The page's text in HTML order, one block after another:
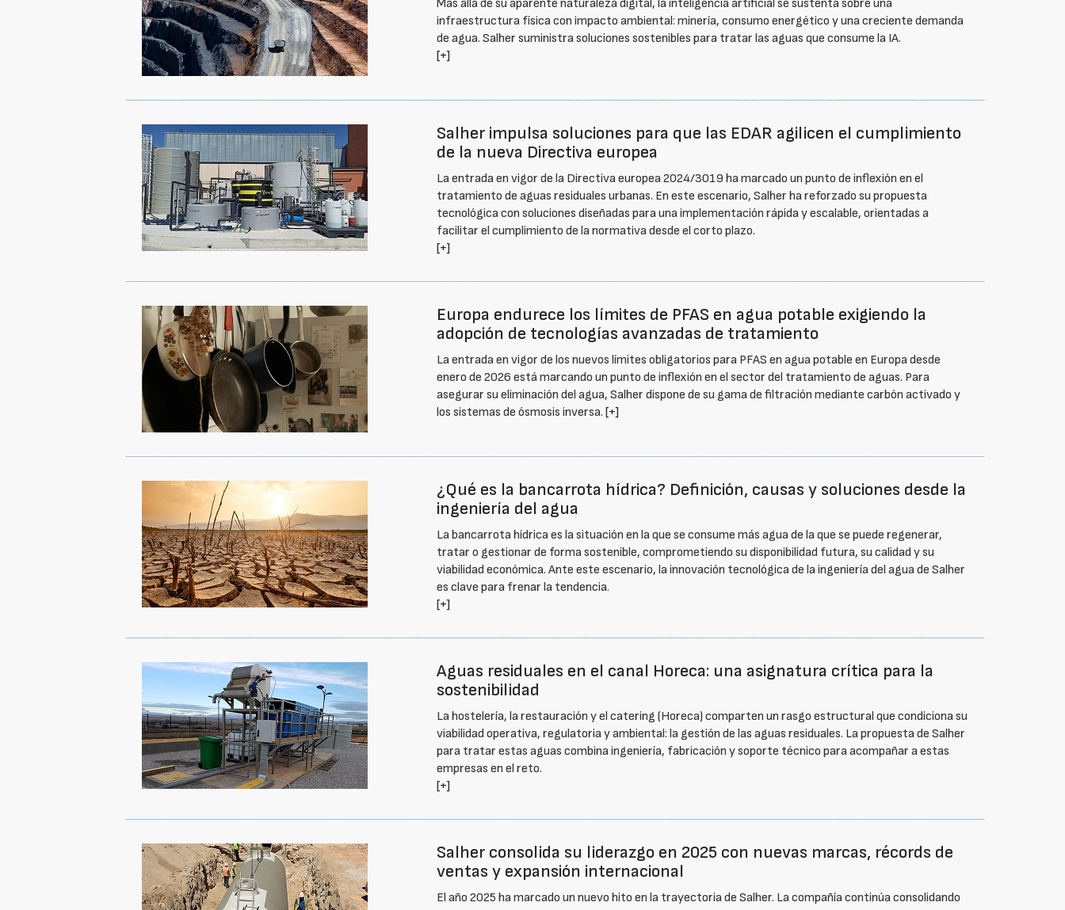
Más allá de su aparente naturaleza digital, la inteligencia artificial se sustenta sobre una
infraestructura física con impacto ambiental: minería, consumo energético y una creciente demanda
de agua. Salher suministra soluciones sostenibles para tratar las aguas que consume la IA.
[+]
Salher impulsa soluciones para que las EDAR agilicen el cumplimiento
de la nueva Directiva europea
La entrada en vigor de la Directiva europea 2024/3019 ha marcado un punto de inflexión en el
tratamiento de aguas residuales urbanas. En este escenario, Salher ha reforzado su propuesta
tecnológica con soluciones diseñadas para una implementación rápida y escalable, orientadas a
facilitar el cumplimiento de la normativa desde el corto plazo.
[+]
Europa endurece los límites de PFAS en agua potable exigiendo la
adopción de tecnologías avanzadas de tratamiento
La entrada en vigor de los nuevos límites obligatorios para PFAS en agua potable en Europa desde
enero de 2026 está marcando un punto de inflexión en el sector del tratamiento de aguas. Para
asegurar su eliminación del agua, Salher dispone de su gama de filtración mediante carbón activado y
los sistemas de ósmosis inversa.[+]
¿Qué es la bancarrota hídrica? Definición, causas y soluciones desde la
ingeniería del agua
La bancarrota hídrica es la situación en la que se consume más agua de la que se puede regenerar,
tratar o gestionar de forma sostenible, comprometiendo su disponibilidad futura, su calidad y su
viabilidad económica. Ante este escenario, la innovación tecnológica de la ingeniería del agua de Salher
es clave para frenar la tendencia.
[+]
Aguas residuales en el canal Horeca: una asignatura crítica para la
sostenibilidad
La hostelería, la restauración y el catering (Horeca) comparten un rasgo estructural que condiciona su
viabilidad operativa, regulatoria y ambiental: la gestión de las aguas residuales. La propuesta de Salher
para tratar estas aguas combina ingeniería, fabricación y soporte técnico para acompañar a estas
empresas en el reto.
[+]
Salher consolida su liderazgo en 2025 con nuevas marcas, récords de
ventas y expansión internacional
El año 2025 ha marcado un nuevo hito en la trayectoria de Salher. La compañía continúa consolidando